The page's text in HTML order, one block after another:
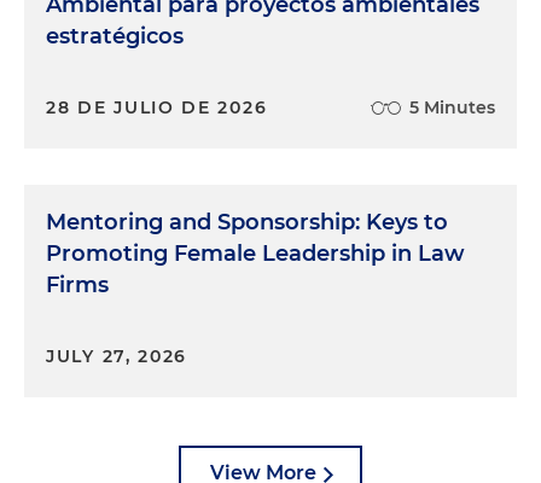
estratégicos
28 DE JULIO DE 2026 5 Minutes
Mentoring and Sponsorship: Keys to
Promoting Female Leadership in Law
Firms
JULY 27, 2026
View More